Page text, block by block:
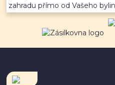
zahradu přímo od Vašeho